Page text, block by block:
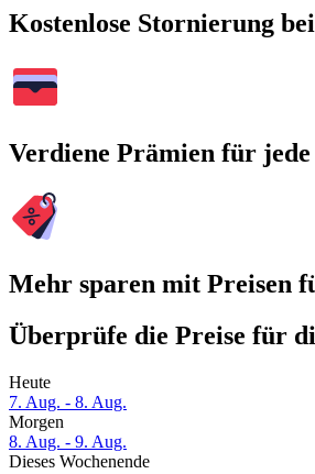
Kostenlose Stornierung
Verdiene Prämien für
Mehr sparen mit Preisen
Überprüfe die Preise für
Heute
7. Aug. - 8. Aug.
Morgen
8. Aug. - 9. Aug.
Dieses Wochenende